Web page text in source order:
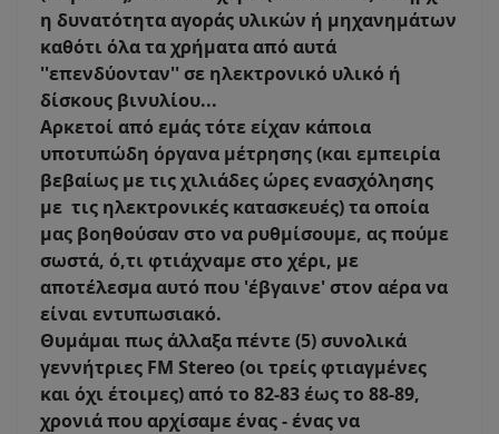
η δυνατότητα αγοράς υλικών ή μηχανημάτων
καθότι όλα τα χρήματα από αυτά
''επενδύονταν'' σε ηλεκτρονικό υλικό ή
δίσκους βινυλίου...
Αρκετοί από εμάς τότε είχαν κάποια
υποτυπώδη όργανα μέτρησης (και εμπειρία
βεβαίως με τις χιλιάδες ώρες ενασχόλησης
με τις ηλεκτρονικές κατασκευές) τα οποία
μας βοηθούσαν στο να ρυθμίσουμε, ας πούμε
σωστά, ό,τι φτιάχναμε στο χέρι, με
αποτέλεσμα αυτό που 'έβγαινε' στον αέρα να
είναι εντυπωσιακό.
Θυμάμαι πως άλλαξα πέντε (5) συνολικά
γεννήτριες FM Stereo (οι τρείς φτιαγμένες
και όχι έτοιμες) από το 82-83 έως το 88-89,
χρονιά που αρχίσαμε ένας - ένας να